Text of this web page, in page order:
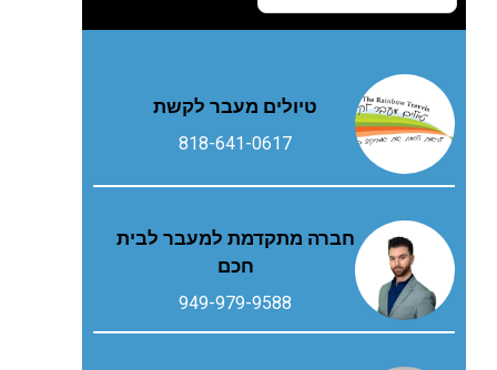
טיולים מעבר לקשת
818-641-0617
חברה מתקדמת למעבר לבית
חכם
949-979-9588